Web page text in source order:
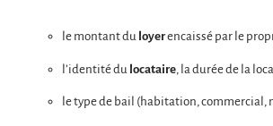
le montant du loyerencaissé par le
l’identité du locataire, la durée de la
le type de bail (habitation, commercial,